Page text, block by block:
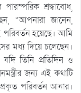
শ্রদ্ধাবোধ,
“আপনারা জানেন,
পরিবর্তন হয়েছে। আমি
মধ্য দিয়ে চলেছেন।
তিনি প্রতিদিন ও
জন্য এই কথাটি
পরিবর্তন আনার।